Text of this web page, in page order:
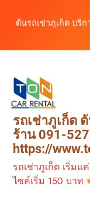
ต้นรถเช่าภูเก็ต บริ
เดินทางสะดวกทุกเ
เช่ารถมอเตอร์ไซค์
สะดวก ราคาประห
เลือกหลากหลาย พร้
วิเคราะห์ตลาดรถเช่
สิงหาคม–ตุลาคม
ต้นรถเช่าภูเก็ต บริ
เดินทางสะดวกทุกเ
เช่ารถมอเตอร์ไซค์
สะดวก ราคาประหยั
รถเช่าภูเก็ต
ร้าน 091-
https://
รถเช่าภูเก็ต เริ่ม
ไซค์เริ่ม 150 บาท